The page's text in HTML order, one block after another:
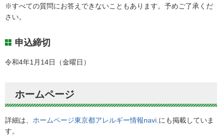
※すべての質問にお答えできないこともあります。予めご了承くだ
さい。
申込締切
令和4年1月14日（金曜日）
ホームページ
詳細は、 ホームページ東京都アレルギー情報navi. にも掲載していま
す。